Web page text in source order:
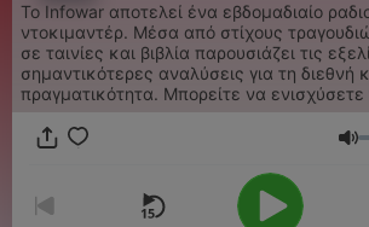
To Infowar αποτελεί ένα εβδομαδιαίο
ντοκιμαντέρ. Μέσα από στίχους
σε ταινίες και βιβλία παρουσιάζει τις
σημαντικότερες αναλύσεις για τη διεθνή
πραγματικότητα. Μπορείτε να